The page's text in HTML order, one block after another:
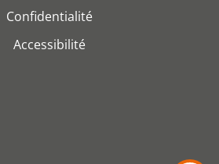
Confidentialité
Accessibilité